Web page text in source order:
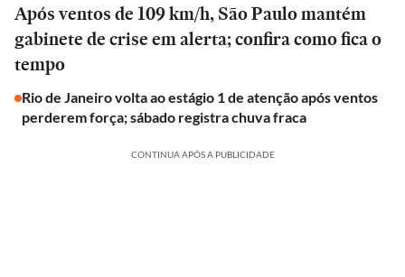
Após ventos de 109 km/h, São Paulo mantém
gabinete de crise em alerta; confira como fica o
tempo
Rio de Janeiro volta ao estágio 1 de atenção após ventos
perderem força; sábado registra chuva fraca
CONTINUA APÓS A PUBLICIDADE